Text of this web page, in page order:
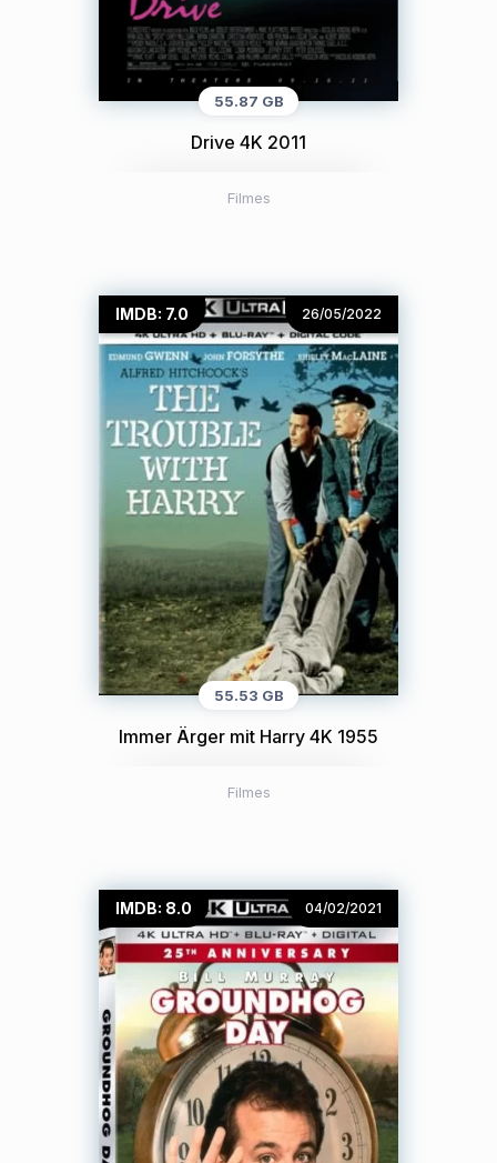
55.87 GB
Drive 4K 2011
Filmes
IMDB: 7.0 26/05/2022
55.53 GB
Immer Ärger mit Harry 4K 1955
Filmes
IMDB: 8.0 04/02/2021